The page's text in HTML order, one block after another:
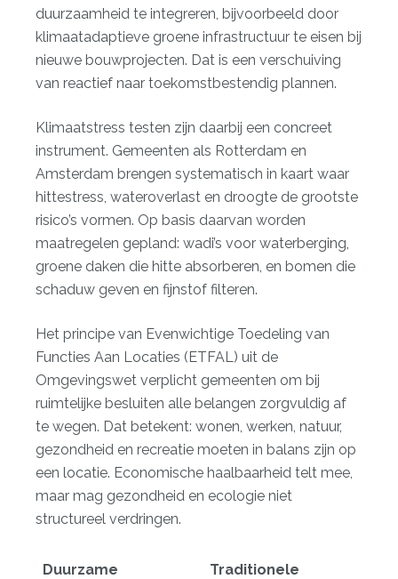
duurzaamheid te integreren, bijvoorbeeld door
klimaatadaptieve groene infrastructuur te eisen bij
nieuwe bouwprojecten. Dat is een verschuiving
van reactief naar toekomstbestendig plannen.
Klimaatstress testen zijn daarbij een concreet
instrument. Gemeenten als Rotterdam en
Amsterdam brengen systematisch in kaart waar
hittestress, wateroverlast en droogte de grootste
risico’s vormen. Op basis daarvan worden
maatregelen gepland: wadi’s voor waterberging,
groene daken die hitte absorberen, en bomen die
schaduw geven en fijnstof filteren.
Het principe van Evenwichtige Toedeling van
Functies Aan Locaties (ETFAL) uit de
Omgevingswet verplicht gemeenten om bij
ruimtelijke besluiten alle belangen zorgvuldig af
te wegen. Dat betekent: wonen, werken, natuur,
gezondheid en recreatie moeten in balans zijn op
een locatie. Economische haalbaarheid telt mee,
maar mag gezondheid en ecologie niet
structureel verdringen.
Duurzame
Traditionele